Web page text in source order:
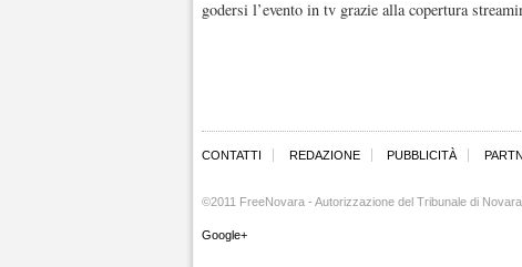
godersi l’evento in tv grazie alla copertura
CONTATTI REDAZIONE PUBBLICITÀ
©2011 FreeNovara - Autorizzazione del Tribunale di
Google+